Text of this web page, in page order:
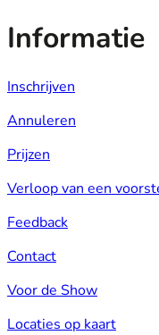
Informatie
Inschrijven
Annuleren
Prijzen
Verloop van een
Feedback
Contact
Voor de Show
Locaties op kaart